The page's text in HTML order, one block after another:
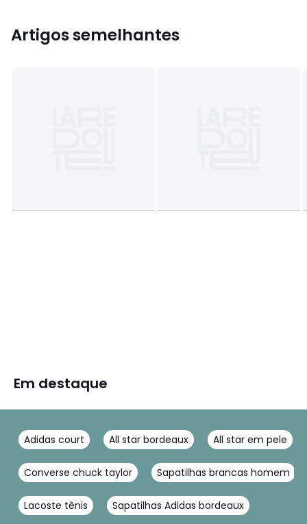
Artigos semelhantes
Em destaque
Adidas court All star bordeaux All star em pele
Converse chuck taylor Sapatilhas brancas homem
Lacoste tênis Sapatilhas Adidas bordeaux